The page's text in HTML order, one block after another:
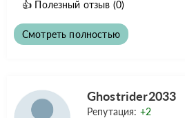
👍 Полезный отзыв (0)
Смотреть полностью
Ghostrider2033
Репутация: +2